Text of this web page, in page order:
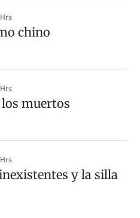
chino
muertos
y la silla